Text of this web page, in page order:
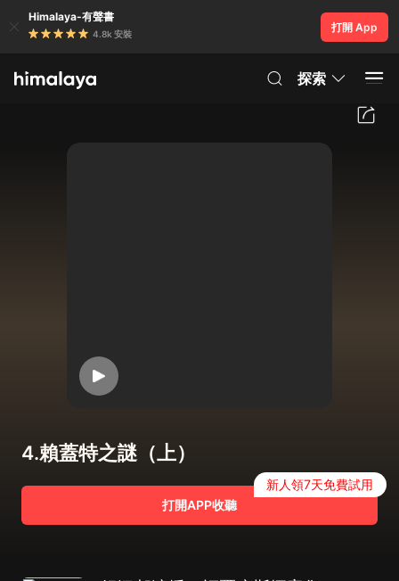
Himalaya-有聲書
4.8k 安裝
打開 App
探索
4.賴蓋特之謎（上）
打開APP收聽
新人領7天免費試用